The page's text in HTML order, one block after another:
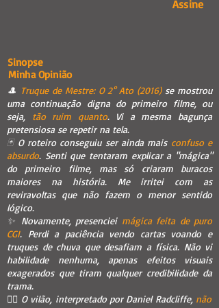
Assine
Sinopse
Minha Opinião
🎩 Truque de Mestre: O 2° Ato (2016)se mostrou
uma continuação digna do primeiro filme, ou
seja, tão ruim quanto. Vi a mesma bagunça
pretensiosa se repetir na tela.
🃏 O roteiro conseguiu ser ainda mais confuso e
absurdo. Senti que tentaram explicar a "mágica"
do primeiro filme, mas só criaram buracos
maiores na história. Me irritei com as
reviravoltas que não fazem o menor sentido
lógico.
✨ Novamente, presenciei mágica feita de puro
CGI. Perdi a paciência vendo cartas voando e
truques de chuva que desafiam a física. Não vi
habilidade nenhuma, apenas efeitos visuais
exagerados que tiram qualquer credibilidade da
trama.
🧙‍♂️ O vilão, interpretado por Daniel Radcliffe, não